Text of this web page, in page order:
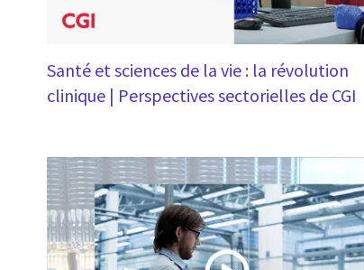
Santé et sciences de la vie : la révolution
clinique | Perspectives sectorielles de CGI